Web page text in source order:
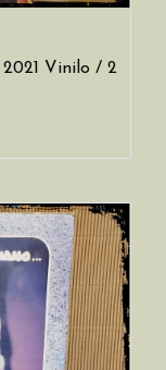
2021 Vinilo / 2